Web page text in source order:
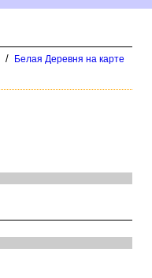
/ Белая Деревня на карте